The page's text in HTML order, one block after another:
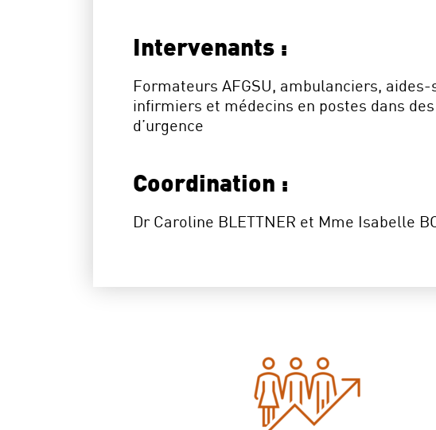
Intervenants :
Formateurs AFGSU, ambulanciers,
infirmiers et médecins en postes dans
d’urgence
Coordination :
Dr Caroline BLETTNER et Mme Isabelle